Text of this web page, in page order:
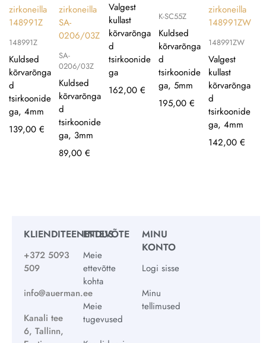
148991Z
Kuldsed
kõrvarõnga
d
tsirkoonide
ga, 4mm
139,00 €
SA-
0206/03Z
Kuldsed
kõrvarõnga
d
tsirkoonide
ga, 3mm
89,00 €
Valgest
kullast
kõrvarõnga
d
tsirkoonide
ga
162,00 €
K-SC55Z
Kuldsed
kõrvarõnga
d
tsirkoonide
ga, 5mm
195,00 €
148991ZW
Valgest
kullast
kõrvarõnga
d
tsirkoonide
ga, 4mm
142,00 €
KLIENDITEENINDUS
+372 5093
509
info@auerman.ee
Kanali tee
6, Tallinn,
ETTEVÕTE
Meie
ettevõtte
kohta
Meie
tugevused
MINU
KONTO
Logi sisse
Minu
tellimused